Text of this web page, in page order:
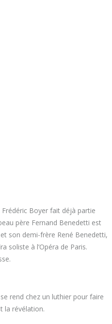
Frédéric Boyer fait déjà partie
père Fernand Benedetti est
son demi-frère René Benedetti,
soliste à l’Opéra de Paris.
rend chez un luthier pour faire
la révélation.